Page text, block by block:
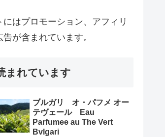
にはプロモーション、アフィリ
告が含まれています。
まれています
ブルガリ オ・パフメ オー
テヴェール Eau
Parfumee au The Vert
Bvlgari